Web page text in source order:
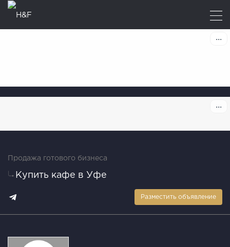
Продажа готового бизнеса
Купить кафе в Уфе
Разместить объявление